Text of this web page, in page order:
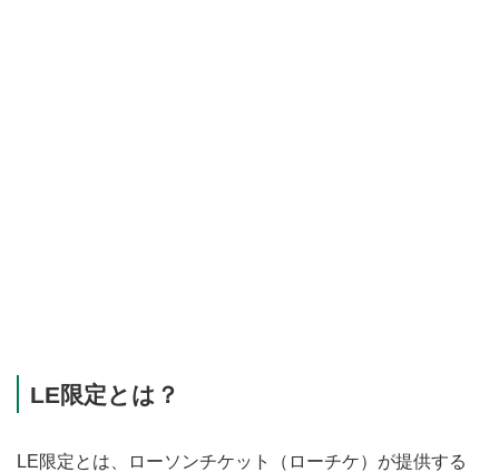
LE限定とは？
LE限定とは、ローソンチケット（ローチケ）が提供する